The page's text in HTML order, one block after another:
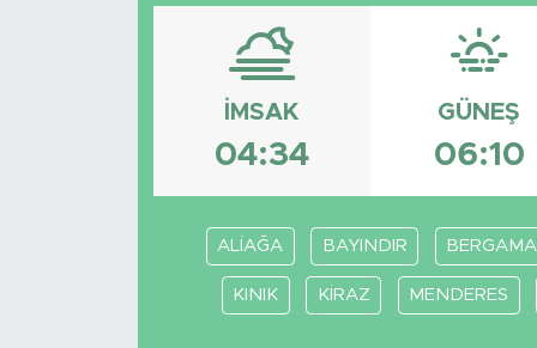
İMSAK
04:34
GÜNEŞ
06:10
ALİAĞA BAYINDIR BERGAMA
KINIK KİRAZ MENDERES